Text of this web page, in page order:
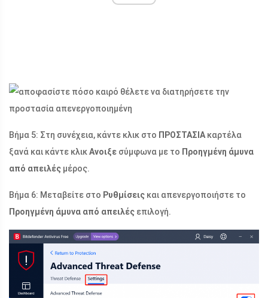
Βήμα 5: Στη συνέχεια, κάντε κλικ στο ΠΡΟΣΤΑΣΙΑ καρτέλα
ξανά και κάντε κλικΑνοιξε σύμφωνα με το Προηγμένη άμυνα
από απειλές μέρος.
Βήμα 6: Μεταβείτε στο Ρυθμίσεις και απενεργοποιήστε το
Προηγμένη άμυνα από απειλές επιλογή.